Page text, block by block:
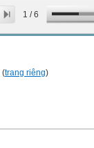
1 /6
(trang riêng)